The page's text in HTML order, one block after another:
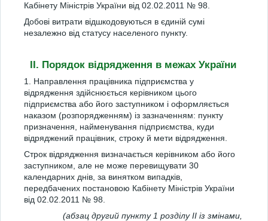
Кабінету Міністрів України від 02.02.2011 № 98.
Добові витрати відшкодовуються в єдиній сумі
незалежно від статусу населеного пункту.
II. Порядок відрядження в межах України
1. Направлення працівника підприємства у
відрядження здійснюється керівником цього
підприємства або його заступником і оформляється
наказом (розпорядженням) із зазначенням: пункту
призначення, найменування підприємства, куди
відряджений працівник, строку й мети відрядження.
Строк відрядження визначається керівником або його
заступником, але не може перевищувати 30
календарних днів, за винятком випадків,
передбачених постановою Кабінету Міністрів України
від 02.02.2011 № 98.
(абзац другий пункту 1 розділу ІІ із змінами,